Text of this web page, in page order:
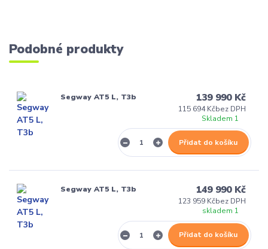
Podobné produkty
Segway AT5 L, T3b 139 990 Kč
115 694 Kčbez DPH
Skladem 1
Přidat do košíku
Segway AT5 L, T3b 149 990 Kč
123 959 Kčbez DPH
skladem 1
Přidat do košíku